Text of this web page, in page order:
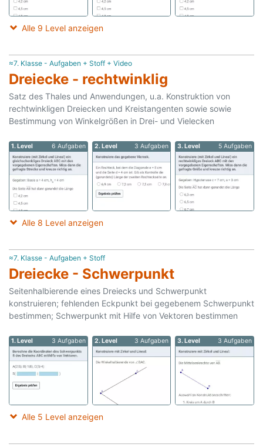
Alle 9 Level anzeigen
≈7. Klasse - Aufgaben + Stoff + Video
Dreiecke - rechtwinklig
Satz des Thales und Anwendungen, u.a. Konstruktion von
rechtwinkligen Dreiecken und Kreistangenten sowie sowie
Bestimmung von Winkelgrößen in Drei- und Vielecken
1. Level 6 Aufgaben 2. Level 3 Aufgaben 3. Level 5 Aufgaben
Alle 8 Level anzeigen
≈7. Klasse - Aufgaben + Stoff
Dreiecke - Schwerpunkt
Seitenhalbierende eines Dreiecks und Schwerpunkt
konstruieren; fehlenden Eckpunkt bei gegebenem Schwerpunkt
bestimmen; Schwerpunkt mit Hilfe von Vektoren bestimmen
1. Level 3 Aufgaben 2. Level 3 Aufgaben 3. Level 3 Aufgaben
Alle 5 Level anzeigen